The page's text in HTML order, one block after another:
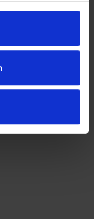
PATRIMONIO
73,00 €